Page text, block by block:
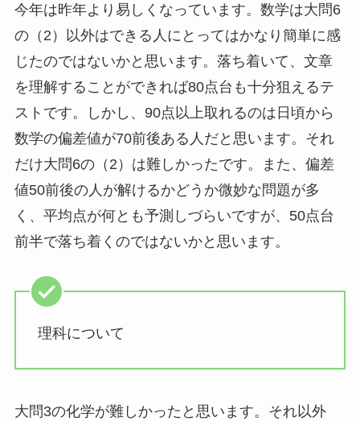
今年は昨年より易しくなっています。数学は大問6
の（2）以外はできる人にとってはかなり簡単に感
じたのではないかと思います。落ち着いて、文章
を理解することができれば80点台も十分狙えるテ
ストです。しかし、90点以上取れるのは日頃から
数学の偏差値が70前後ある人だと思います。それ
だけ大問6の（2）は難しかったです。また、偏差
値50前後の人が解けるかどうか微妙な問題が多
く、平均点が何とも予測しづらいですが、50点台
前半で落ち着くのではないかと思います。
理科について
大問3の化学が難しかったと思います。それ以外